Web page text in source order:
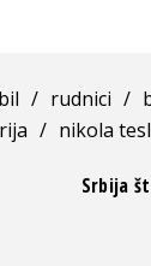
/ rudnici /
/ nikola
Srbija